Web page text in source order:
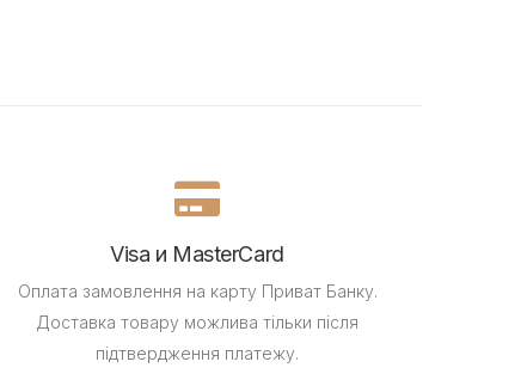
Visa и MasterCard
Оплата замовлення на карту Приват Банку.
Доставка товару можлива тільки після
підтвердження платежу.